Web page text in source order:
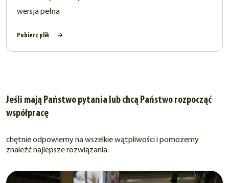
wersja pełna
Pobierz plik
Jeśli mają Państwo pytania lub chcą Państwo rozpocząć
współpracę
chętnie odpowiemy na wszelkie wątpliwości i pomożemy
znaleźć najlepsze rozwiązania.